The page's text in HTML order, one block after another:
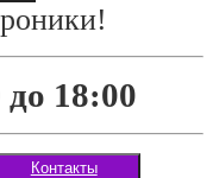
18:00
Контакты